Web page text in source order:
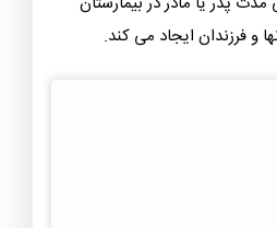
می گذارند.
شغلی بیش از حد والدین